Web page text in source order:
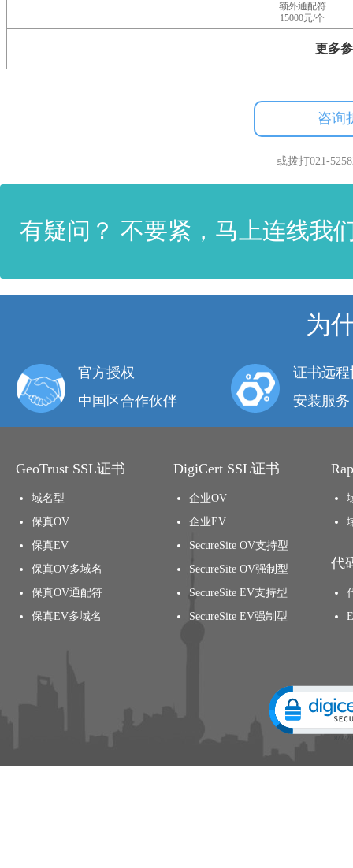
额外通配符
15000元/个
更多
咨询
或拨打021-
有疑问？ 不要紧，马上连线我
为
官方授权
中国区合作伙伴
证书远程
安装服务
GeoTrust SSL证书
域名型
保真OV
保真EV
保真OV多域名
保真OV通配符
保真EV多域名
DigiCert SSL证书
企业OV
企业EV
SecureSite OV支持型
SecureSite OV强制型
SecureSite EV支持型
SecureSite EV强制型
代